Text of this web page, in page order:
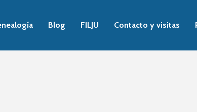
Blog FILJU Contacto y visitas